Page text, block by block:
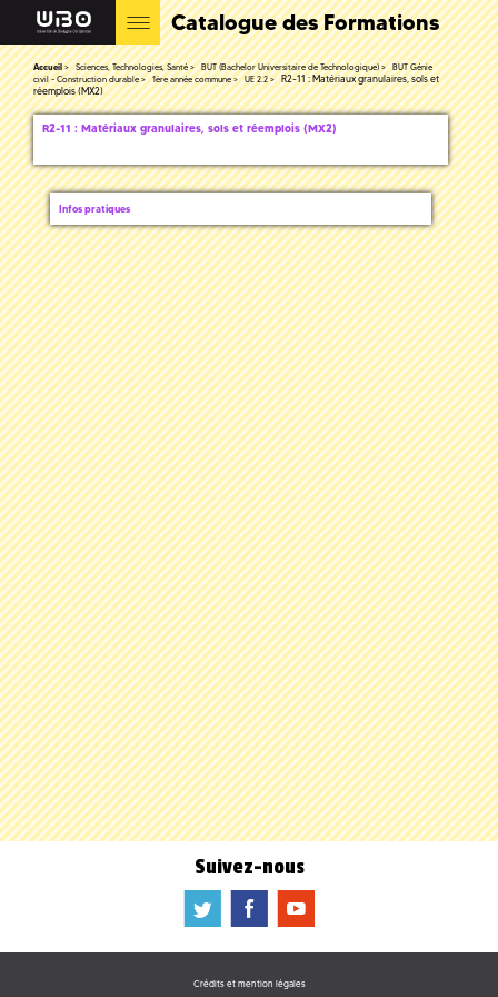
Catalogue des Formations
Accueil Sciences, Technologies, Santé BUT (Bachelor Universitaire de Technologique)
BUT Génie
civil - Construction durable
1ère année commune UE 2.2
R2-11 : Matériaux granulaires, sols et
réemplois (MX2)
R2-11 : Matériaux granulaires, sols et réemplois (MX2)
Infos pratiques
Suivez-nous
a b f
Crédits et mention légales